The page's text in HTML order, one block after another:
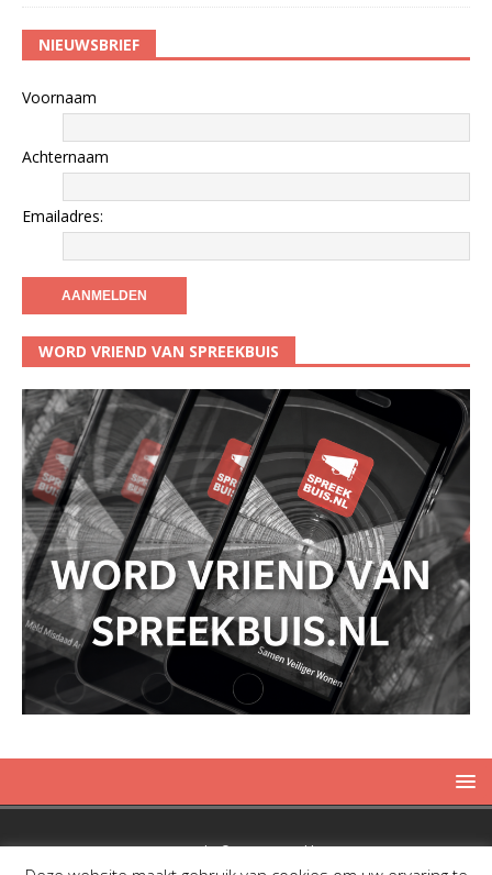
NIEUWSBRIEF
Voornaam
Achternaam
Emailadres:
WORD VRIEND VAN SPREEKBUIS
Copyright © 2019 Spreekbuis